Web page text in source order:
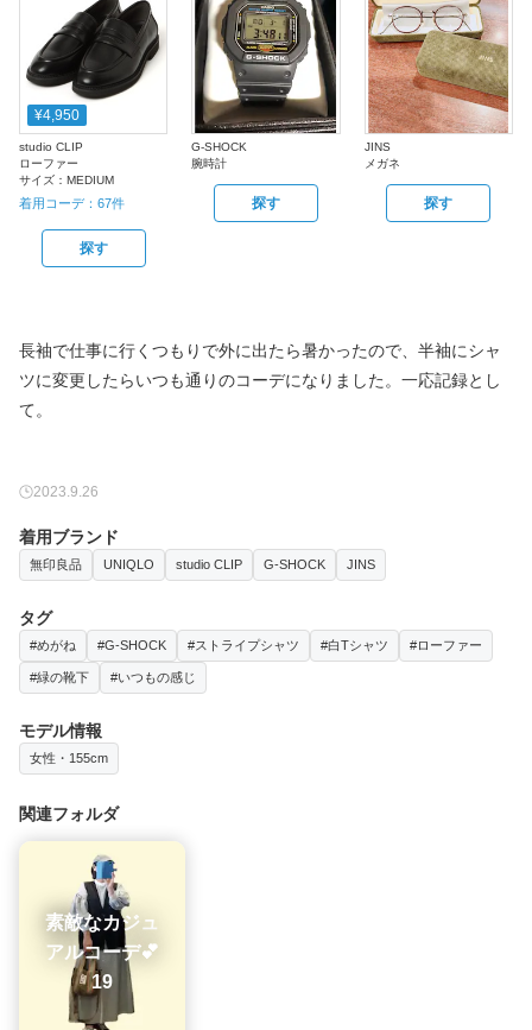
¥4,950
studio CLIP
ローファー
サイズ： MEDIUM
着用コーデ： 67件
探す
G-SHOCK
腕時計
探す
JINS
メガネ
探す
長袖で仕事に行くつもりで外に出たら暑かったので、半袖にシャ
ツに変更したらいつも通りのコーデになりました。一応記録とし
て。
2023.9.26
着用ブランド
無印良品 UNIQLO studio CLIP G-SHOCK JINS
タグ
#めがね #G-SHOCK #ストライプシャツ #白Tシャツ #ローファー
#緑の靴下 #いつもの感じ
モデル情報
女性・155cm
関連フォルダ
素敵なカジュ
アルコーデ💕
19